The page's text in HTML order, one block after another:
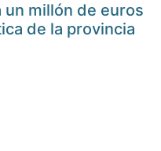
un millón de euros
de la provincia